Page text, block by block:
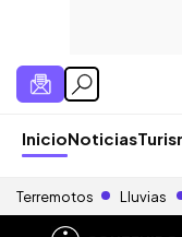
InicioNoticias
Terremotos Lluvias